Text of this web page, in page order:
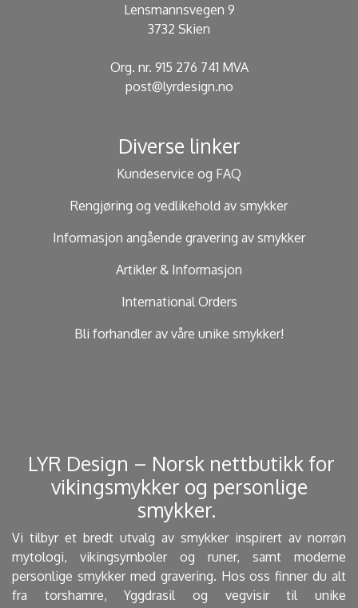
Lensmannsvegen 9
3732 Skien
Org. nr. 915 276 741 MVA
post@lyrdesign.no
Diverse linker
Kundeservice og FAQ
Rengjøring og vedlikehold av smykker
Informasjon angående gravering av smykker
Artikler & Informasjon
International Orders
Bli forhandler av våre unike smykker!
​ LYR Design – Norsk nettbutikk for
vikingsmykker og personlige
smykker. ​
Vi tilbyr et bredt utvalg av smykker inspirert av norrøn
mytologi, vikingsymboler og runer, samt moderne
personlige smykker med gravering. Hos oss finner du alt
fra torshamre, Yggdrasil og vegvisir til unike